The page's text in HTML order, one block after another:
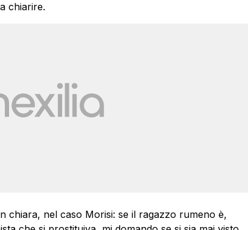
chiarire.
chiara, nel caso Morisi: se il ragazzo rumeno è,